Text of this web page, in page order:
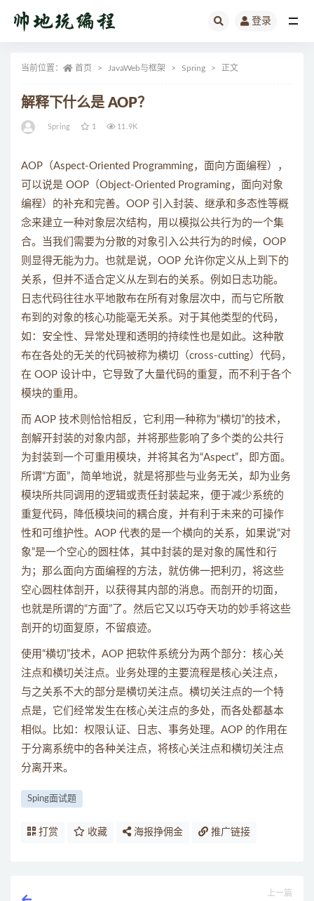
登录
当前位置： 首页 JavaWeb与框架 Spring 正文
解释下什么是 AOP？
Spring 1 11.9K
AOP（Aspect-Oriented Programming，面向方面编程），
可以说是 OOP（Object-Oriented Programing，面向对象
编程）的补充和完善。OOP 引入封装、继承和多态性等概
念来建立一种对象层次结构，用以模拟公共行为的一个集
合。当我们需要为分散的对象引入公共行为的时候，OOP
则显得无能为力。也就是说，OOP 允许你定义从上到下的
关系，但并不适合定义从左到右的关系。例如日志功能。
日志代码往往水平地散布在所有对象层次中，而与它所散
布到的对象的核心功能毫无关系。对于其他类型的代码，
如：安全性、异常处理和透明的持续性也是如此。这种散
布在各处的无关的代码被称为横切（cross-cutting）代码，
在 OOP 设计中，它导致了大量代码的重复，而不利于各个
模块的重用。
而 AOP 技术则恰恰相反，它利用一种称为“横切”的技术，
剖解开封装的对象内部，并将那些影响了多个类的公共行
为封装到一个可重用模块，并将其名为“Aspect”，即方面。
所谓“方面”，简单地说，就是将那些与业务无关，却为业务
模块所共同调用的逻辑或责任封装起来，便于减少系统的
重复代码，降低模块间的耦合度，并有利于未来的可操作
性和可维护性。AOP 代表的是一个横向的关系，如果说“对
象”是一个空心的圆柱体，其中封装的是对象的属性和行
为；那么面向方面编程的方法，就仿佛一把利刃，将这些
空心圆柱体剖开，以获得其内部的消息。而剖开的切面，
也就是所谓的“方面”了。然后它又以巧夺天功的妙手将这些
剖开的切面复原，不留痕迹。
使用“横切”技术，AOP 把软件系统分为两个部分：核心关
注点和横切关注点。业务处理的主要流程是核心关注点，
与之关系不大的部分是横切关注点。横切关注点的一个特
点是，它们经常发生在核心关注点的多处，而各处都基本
相似。比如：权限认证、日志、事务处理。AOP 的作用在
于分离系统中的各种关注点，将核心关注点和横切关注点
分离开来。
Sping面试题
打赏 收藏 海报挣佣金 推广链接
上一篇